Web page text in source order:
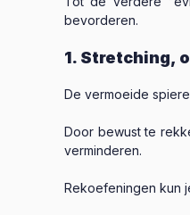
bevorderen.
1. Stretching,
De vermoeide
Door bewust te
verminderen.
Rekoefeningen kun